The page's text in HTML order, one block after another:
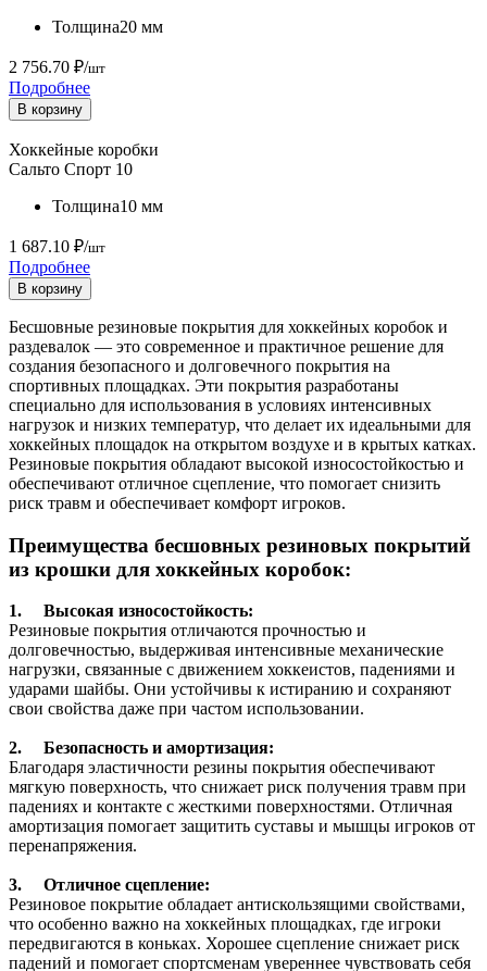
Толщина20 мм
2 756.70 ₽/шт
Подробнее
В корзину
Хоккейные коробки
Сальто Спорт 10
Толщина10 мм
1 687.10 ₽/шт
Подробнее
В корзину
Бесшовные резиновые покрытия для хоккейных коробок и
раздевалок — это современное и практичное решение для
создания безопасного и долговечного покрытия на
спортивных площадках. Эти покрытия разработаны
специально для использования в условиях интенсивных
нагрузок и низких температур, что делает их идеальными для
хоккейных площадок на открытом воздухе и в крытых катках.
Резиновые покрытия обладают высокой износостойкостью и
обеспечивают отличное сцепление, что помогает снизить
риск травм и обеспечивает комфорт игроков.
Преимущества бесшовных резиновых покрытий
из крошки для хоккейных коробок:
1. Высокая износостойкость:
Резиновые покрытия отличаются прочностью и
долговечностью, выдерживая интенсивные механические
нагрузки, связанные с движением хоккеистов, падениями и
ударами шайбы. Они устойчивы к истиранию и сохраняют
свои свойства даже при частом использовании.
2. Безопасность и амортизация:
Благодаря эластичности резины покрытия обеспечивают
мягкую поверхность, что снижает риск получения травм при
падениях и контакте с жесткими поверхностями. Отличная
амортизация помогает защитить суставы и мышцы игроков от
перенапряжения.
3. Отличное сцепление:
Резиновое покрытие обладает антискользящими свойствами,
что особенно важно на хоккейных площадках, где игроки
передвигаются в коньках. Хорошее сцепление снижает риск
падений и помогает спортсменам увереннее чувствовать себя